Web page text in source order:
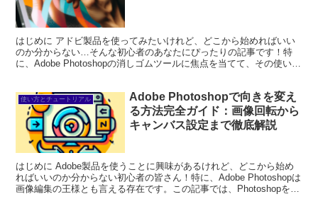
はじめに アドビ製品を使ってみたいけれど、どこから始めればいい
のか分からない…そんな初心者のあなたにぴったりの記事です！特
に、Adobe Photoshopの消しゴムツールに焦点を当てて、その使い方
使い方とチュートリアル
Adobe Photoshopで向きを変え
る方法完全ガイド：画像回転から
キャンバス設定まで徹底解説
はじめに Adobe製品を使うことに興味があるけれど、どこから始め
ればいいのか分からない初心者の皆さん！特に、Adobe Photoshopは
画像編集の王様とも言える存在です。この記事では、Photoshopを使